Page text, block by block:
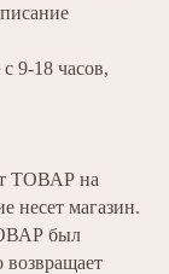
9-18 часов,
ТОВАР на
несет магазин.
был
возвращает